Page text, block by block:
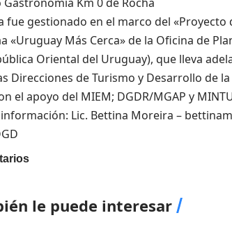
fue gestionado en el marco del
«Uruguay Más Cerca» de la Oficina de
Oriental del Uruguay), que lleva
Direcciones de Turismo y Desarrollo de la
el apoyo del MIEM; DGDR/MGAP y
Lic. Bettina Moreira –
le puede interesar